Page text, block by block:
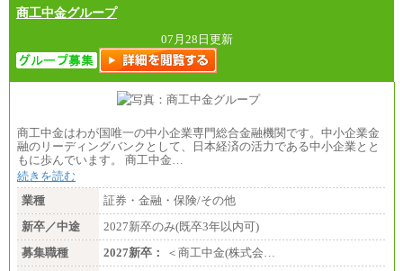
す。
中途：
全職種共通
月給制
226,600円～390,100円（勤務地域等により異なりま
す）
・ご経験やスキルを考慮し、選考の中で決定いたし
ます。
商工中金グループ
07月28日更新
商工中金はわが国唯一の中小企業専門総合金融機関です。中小企業金
融のリーディングバンクとして、日本経済の活力である中小企業とと
もに歩んでいます。 商工中金…
続きを読む
業種
証券・金融・保険/その他
新卒／中途
2027新卒のみ(既卒3年以内可)
募集職種
2027新卒：
＜商工中金(株式会…